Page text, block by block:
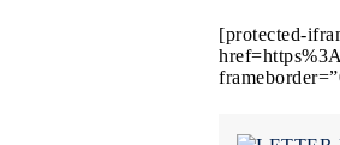
[protected-